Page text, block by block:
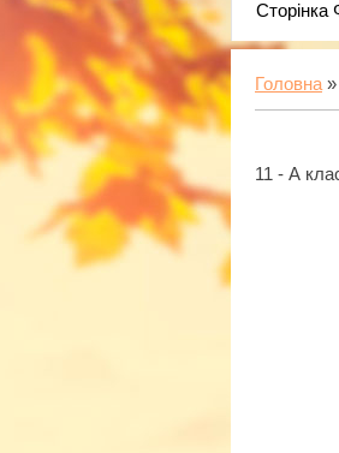
Сторінка
Головна »
11 - А